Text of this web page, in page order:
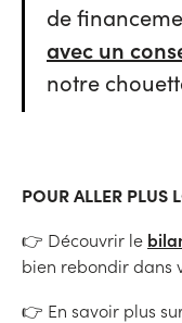
de
avec un
notre
POUR ALLER PLUS
👉 Découvrir le
bien rebondir dans
👉 En savoir plus